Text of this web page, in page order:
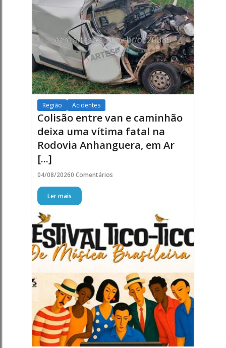
Região Acidentes
Colisão entre van e caminhão
deixa uma vítima fatal na
Rodovia Anhanguera, em Ar
[...]
04/08/20260 Comentários
Ler mais